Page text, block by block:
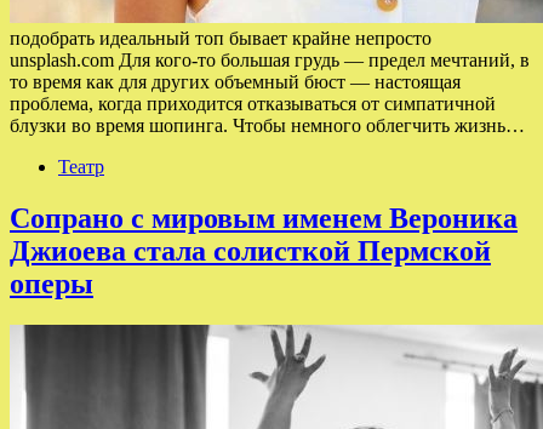
подобрать идеальный топ бывает крайне непросто
unsplash.com Для кого-то большая грудь — предел мечтаний, в
то время как для других объемный бюст — настоящая
проблема, когда приходится отказываться от симпатичной
блузки во время шопинга. Чтобы немного облегчить жизнь…
Театр
Сопрано с мировым именем Вероника
Джиоева стала солисткой Пермской
оперы